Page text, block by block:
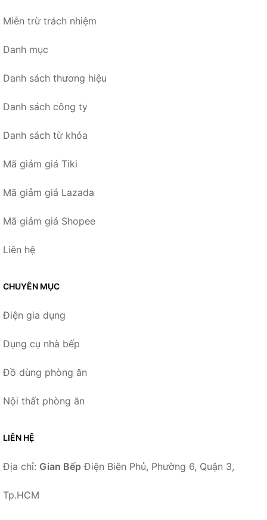
Miễn trừ trách nhiệm
Danh mục
Danh sách thương hiệu
Danh sách công ty
Danh sách từ khóa
Mã giảm giá Tiki
Mã giảm giá Lazada
Mã giảm giá Shopee
Liên hệ
CHUYÊN MỤC
Điện gia dụng
Dụng cụ nhà bếp
Đồ dùng phòng ăn
Nội thất phòng ăn
LIÊN HỆ
Địa chỉ: Gian Bếp Điện Biên Phủ, Phường 6, Quận 3,
Tp.HCM